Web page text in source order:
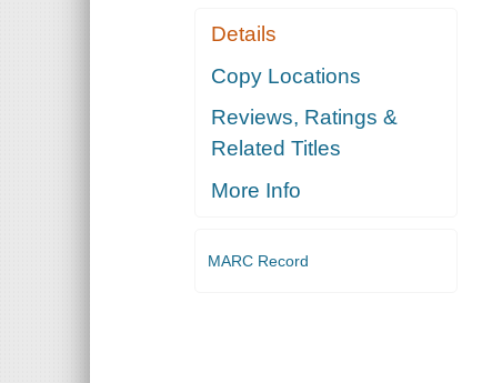
Details
Copy Locations
Reviews, Ratings &
Related Titles
More Info
MARC Record